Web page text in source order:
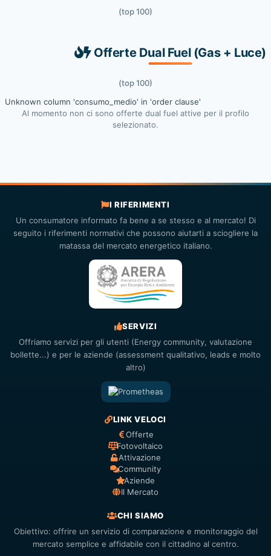
(top 100)
Offerte Dual Fuel (Gas + Luce)
(top 100)
Unknown column 'consumo_medio' in 'order clause'
Al momento non ci sono offerte dual fuel attive per il profilo
selezionato.
I RIFERIMENTI
Un consumatore informato fa bene a se stesso e al mercato! Di
seguito i riferimenti normativi che possono aiutarti a sciogliere la
matassa del mercato energetico italiano.
SERVIZI
Offriamo servizi per gli utenti (Energy community, valutazione
bollette...) e per le aziende (assessment qualitativo, leads e molto
altro)
LINK VELOCI
Offerte
Fotovoltaico
Attivazione
Community
Aziende
Il Mercato
CHI SIAMO
Obiettivo: offrire un servizio di comparazione e monitoraggio del
mercato semplice e affidabile con il cittadino al centro.